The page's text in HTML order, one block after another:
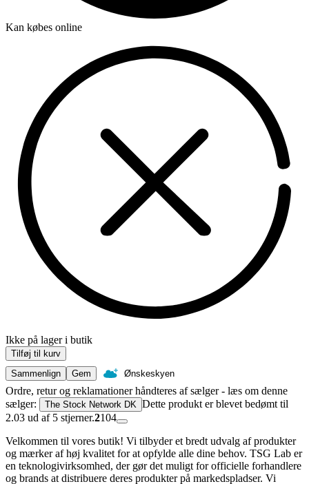
Kan købes online
Ikke på lager i butik
Tilføj til kurv
Sammenlign
Gem Ønskeskyen
Ordre, retur og reklamationer håndteres af sælger - læs om denne
sælger:
The Stock Network DK Dette produkt er blevet bedømt til
2.03 ud af 5 stjerner.2104
Velkommen til vores butik! Vi tilbyder et bredt udvalg af produkter
og mærker af høj kvalitet for at opfylde alle dine behov. TSG Lab er
en teknologivirksomhed, der gør det muligt for officielle forhandlere
og brands at distribuere deres produkter på markedspladser. Vi